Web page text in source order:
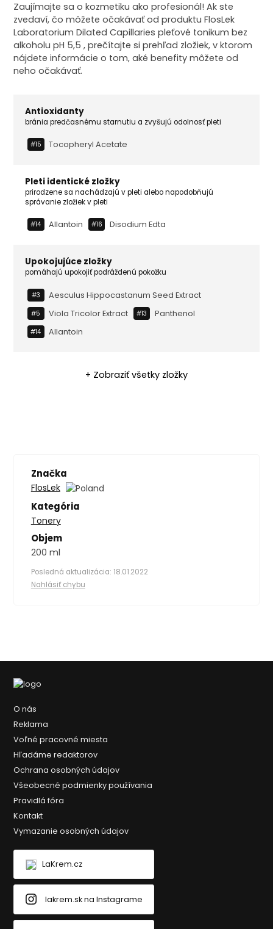
Zaujímajte sa o kozmetiku ako profesionál! Ak ste
zvedaví, čo môžete očakávať od produktu FlosLek
Laboratorium Dilated Capillaries pleťové tonikum bez
alkoholu pH 5,5 , prečítajte si prehľad zložiek, v ktorom
nájdete informácie o tom, aké benefity môžete od
neho očakávať.
Antioxidanty
bránia predčasnému starnutiu a zvyšujú odolnosť pleti
#15 Tocopheryl Acetate
Pleti identické zložky
prirodzene sa nachádzajú v pleti alebo napodobňujú
správanie zložiek v pleti
#14 Allantoin #16 Disodium Edta
Upokojujúce zložky
pomáhajú upokojiť podráždenú pokožku
#3 Aesculus Hippocastanum Seed Extract
#5 Viola Tricolor Extract #13 Panthenol
#14 Allantoin
+ Zobraziť všetky zložky
Značka
FlosLek
Kategória
Tonery
Objem
200 ml
Posledná aktualizácia: 18.01.2022
Nahlásiť chybu
O nás
Reklama
Voľné pracovné miesta
Hľadáme redaktorov
Ochrana osobných údajov
Všeobecné podmienky používania
Pravidlá fóra
Kontakt
Vymazanie osobných údajov
LaKrem.cz
lakrem.sk na Instagrame